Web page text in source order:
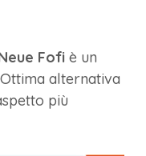
Fofi è un
alternativa
più